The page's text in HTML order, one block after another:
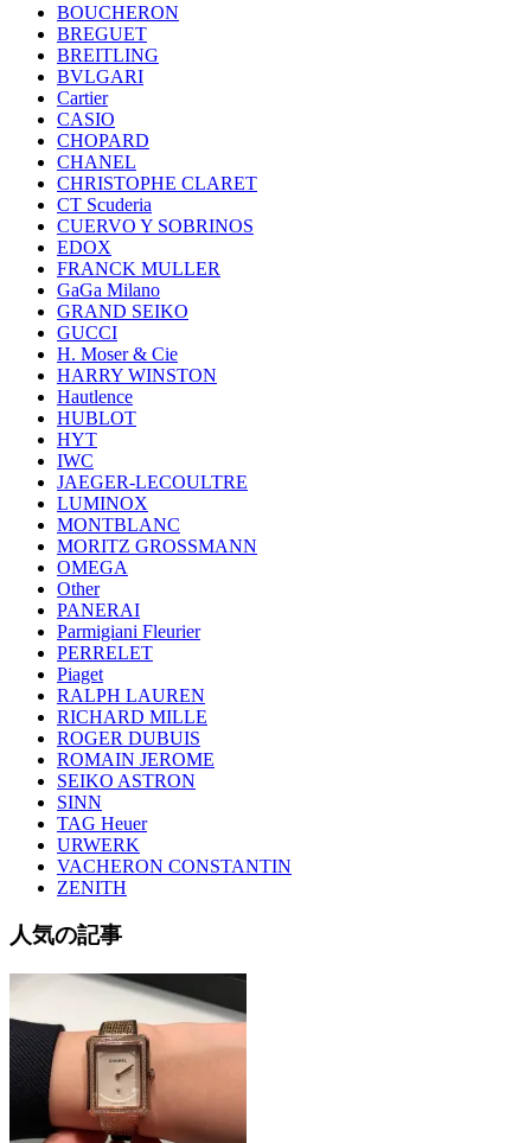
BOUCHERON
BREGUET
BREITLING
BVLGARI
Cartier
CASIO
CHOPARD
CHANEL
CHRISTOPHE CLARET
CT Scuderia
CUERVO Y SOBRINOS
EDOX
FRANCK MULLER
GaGa Milano
GRAND SEIKO
GUCCI
H. Moser & Cie
HARRY WINSTON
Hautlence
HUBLOT
HYT
IWC
JAEGER-LECOULTRE
LUMINOX
MONTBLANC
MORITZ GROSSMANN
OMEGA
Other
PANERAI
Parmigiani Fleurier
PERRELET
Piaget
RALPH LAUREN
RICHARD MILLE
ROGER DUBUIS
ROMAIN JEROME
SEIKO ASTRON
SINN
TAG Heuer
URWERK
VACHERON CONSTANTIN
ZENITH
人気の記事